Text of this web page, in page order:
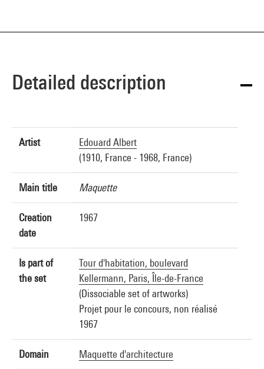
Detailed description
Artist
Edouard Albert
(1910, France - 1968, France)
Main title Maquette
Creation
date
1967
Is part of
the set
Tour d'habitation, boulevard
Kellermann, Paris, Île-de-France
(Dissociable set of artworks)
Projet pour le concours, non réalisé
1967
Domain Maquette d'architecture